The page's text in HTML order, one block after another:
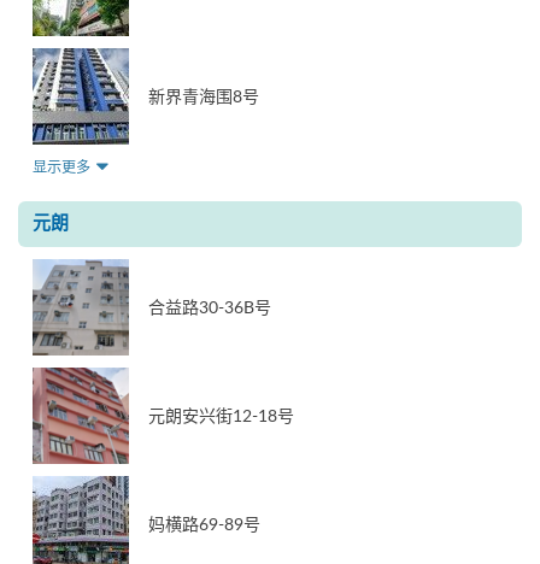
新界青海围8号
显示更多
元朗
合益路30-36B号
元朗安兴街12-18号
妈横路69-89号